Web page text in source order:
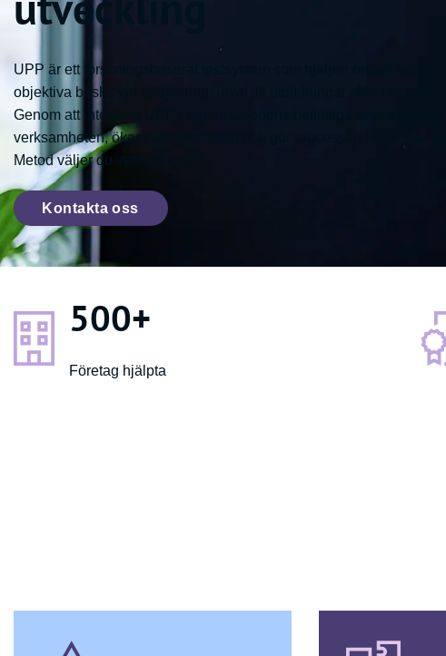
UPP är ett forskningsbaserat testsystem som hjälper organisationer
objektiva beslut vid rekrytering, urval till utbildningar eller i
Genom att integrera UPP i organisationens befintliga arbetssätt
verksamheten, ökar träffsäkerheten och gör processen trygg. När
Metod väljer du vetenskapen.
Kontakta oss
500+
Företag hjälpta